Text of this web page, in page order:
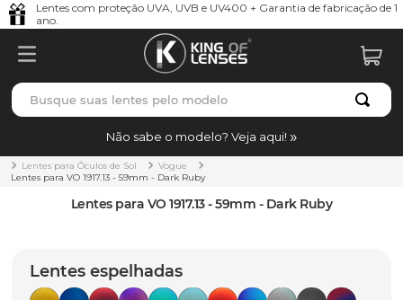
Lentes com proteção UVA, UVB e UV400 + Garantia de fabricação de 1
ano.
Busque suas lentes pelo modelo
Não sabe o modelo? Veja aqui!
Lentes para Óculos de Sol
Vogue
Lentes para VO 1917.13 - 59mm - Dark Ruby
Lentes para VO 1917.13 - 59mm - Dark Ruby
Lentes espelhadas
TERMOS MAIS BUSCADOS
1º borrachas
holbrook
5º chaves